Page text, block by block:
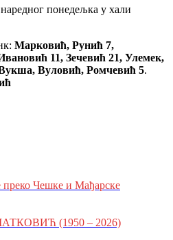
понедељка у хали
Марковић, Рунић 7,
11, Зечевић 21, Улемек,
Вуловић, Ромчевић 5.
преко Чешке и Мађарске
(1950 – 2026)